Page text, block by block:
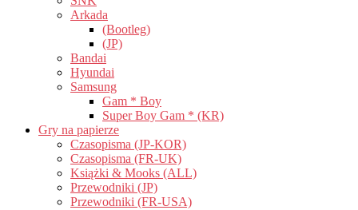
Arkada
(Bootleg)
(JP)
Bandai
Hyundai
Samsung
Gam * Boy
Super Boy Gam * (KR)
Gry na papierze
Czasopisma (JP-KOR)
Czasopisma (FR-UK)
Książki & Mooks (ALL)
Przewodniki (JP)
Przewodniki (FR-USA)